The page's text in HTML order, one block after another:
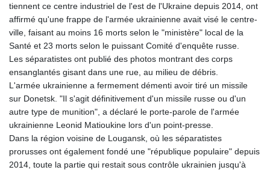
tiennent ce centre industriel de l'est de l'Ukraine depuis 2014, ont
affirmé qu'une frappe de l'armée ukrainienne avait visé le centre-
ville, faisant au moins 16 morts selon le "ministère" local de la
Santé et 23 morts selon le puissant Comité d'enquête russe.
Les séparatistes ont publié des photos montrant des corps
ensanglantés gisant dans une rue, au milieu de débris.
L'armée ukrainienne a fermement démenti avoir tiré un missile
sur Donetsk. "Il s'agit définitivement d'un missile russe ou d'un
autre type de munition", a déclaré le porte-parole de l'armée
ukrainienne Leonid Matioukine lors d'un point-presse.
Dans la région voisine de Lougansk, où les séparatistes
prorusses ont également fondé une "république populaire" depuis
2014, toute la partie qui restait sous contrôle ukrainien jusqu'à